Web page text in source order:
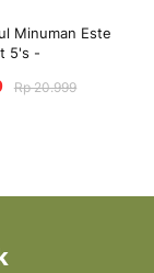
Minuman Este
5's -
Rp 20.999